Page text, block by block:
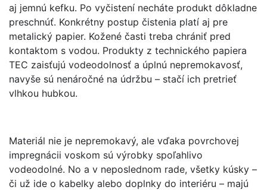
aj jemnú kefku. Po vyčistení necháte produkt dôkladne
preschnúť. Konkrétny postup čistenia platí aj pre
metalický papier. Kožené časti treba chrániť pred
kontaktom s vodou. Produkty z technického papiera
TEC zaisťujú vodeodolnosť a úplnú nepremokavosť,
navyše sú nenáročné na údržbu – stačí ich pretrieť
vlhkou hubkou.
Materiál nie je nepremokavý, ale vďaka povrchovej
impregnácii voskom sú výrobky spoľahlivo
vodeodolné. No a v neposlednom rade, všetky kúsky –
či už ide o kabelky alebo doplnky do interiéru – majú